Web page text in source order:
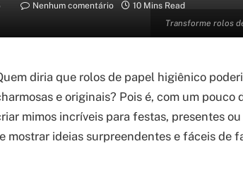
Transforme rolos
Nenhum comentário 10 Mins Read
diria que rolos de papel higiênico
e originais? Pois é, com um
mimos incríveis para festas, presentes
mostrar ideias surpreendentes e fáceis de